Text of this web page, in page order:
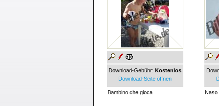
Download-Gebühr: Kostenlos
Download-Seite öffnen
Bambino che gioca Naso